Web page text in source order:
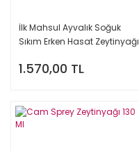
İlk Mahsul Ayvalık Soğuk
Sıkım Erken Hasat Zeytinyağı
1.570,00 TL